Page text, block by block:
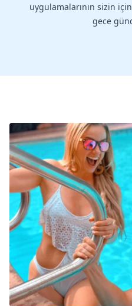
uygulamalarının sizin
gece